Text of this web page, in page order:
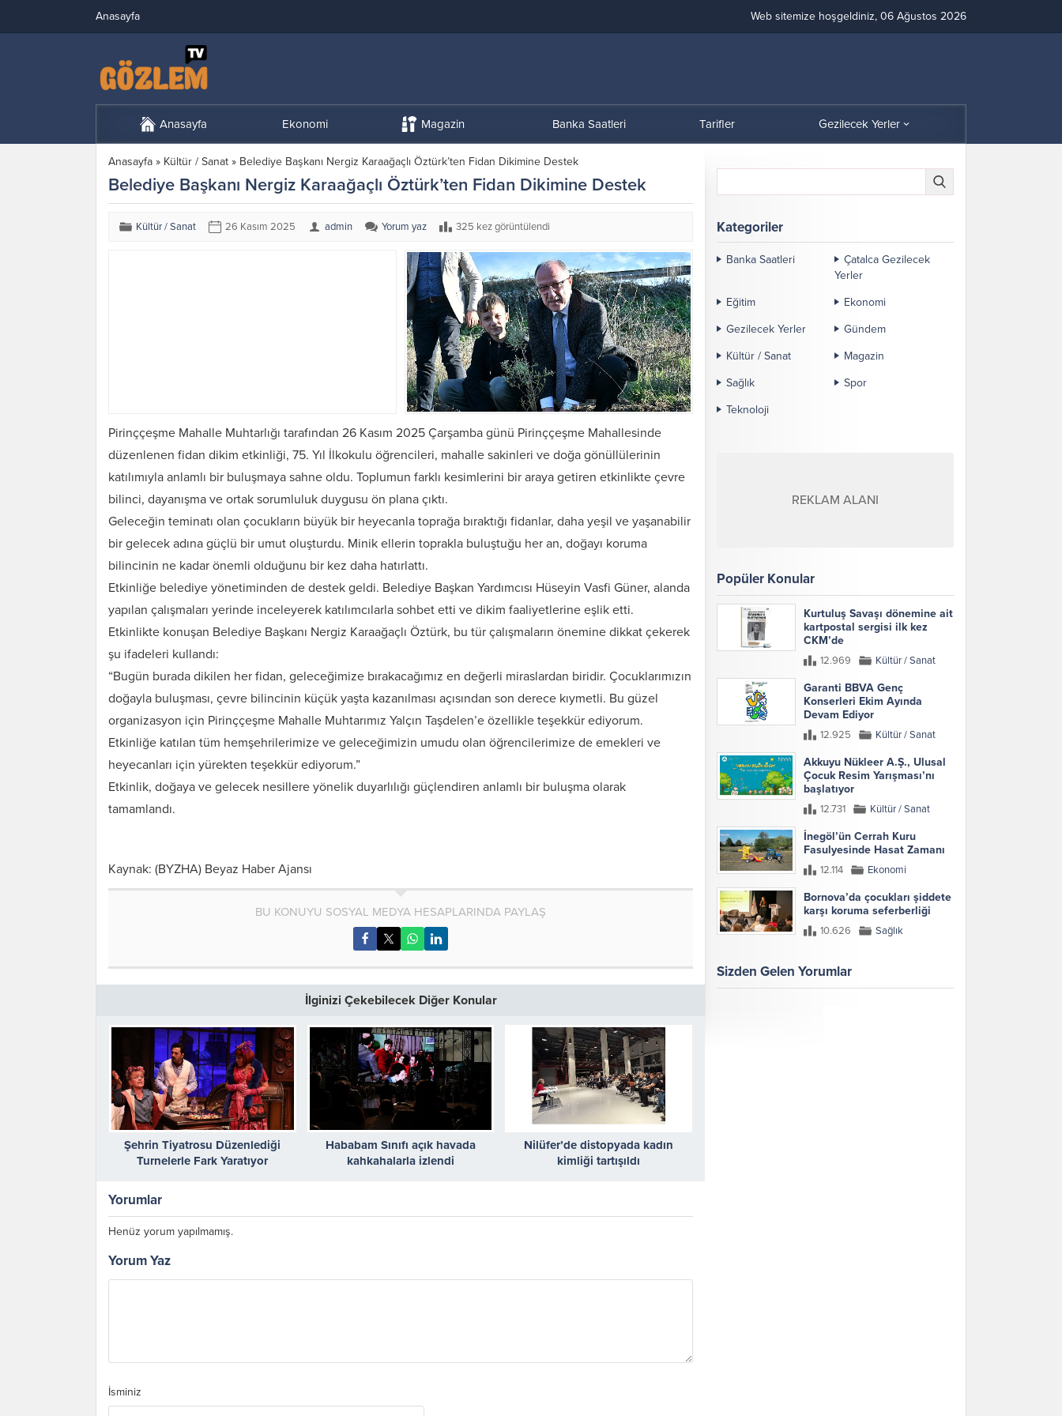
Anasayfa Web sitemize hoşgeldiniz, 06 Ağustos 2026
Anasayfa Ekonomi Magazin Banka Saatleri Tarifler Gezilecek Yerler
Anasayfa » Kültür / Sanat » Belediye Başkanı Nergiz Karaağaçlı Öztürk’ten Fidan Dikimine Destek
Belediye Başkanı Nergiz Karaağaçlı Öztürk’ten Fidan Dikimine Destek
Kültür / Sanat 26 Kasım 2025 admin Yorum yaz 325 kez görüntülendi
Pirinççeşme Mahalle Muhtarlığı tarafından 26 Kasım 2025 Çarşamba günü Pirinççeşme Mahallesinde
düzenlenen fidan dikim etkinliği, 75. Yıl İlkokulu öğrencileri, mahalle sakinleri ve doğa gönüllülerinin
katılımıyla anlamlı bir buluşmaya sahne oldu. Toplumun farklı kesimlerini bir araya getiren etkinlikte çevre
bilinci, dayanışma ve ortak sorumluluk duygusu ön plana çıktı.
Geleceğin teminatı olan çocukların büyük bir heyecanla toprağa bıraktığı fidanlar, daha yeşil ve yaşanabilir
bir gelecek adına güçlü bir umut oluşturdu. Minik ellerin toprakla buluştuğu her an, doğayı koruma
bilincinin ne kadar önemli olduğunu bir kez daha hatırlattı.
Etkinliğe belediye yönetiminden de destek geldi. Belediye Başkan Yardımcısı Hüseyin Vasfi Güner, alanda
yapılan çalışmaları yerinde inceleyerek katılımcılarla sohbet etti ve dikim faaliyetlerine eşlik etti.
Etkinlikte konuşan Belediye Başkanı Nergiz Karaağaçlı Öztürk, bu tür çalışmaların önemine dikkat çekerek
şu ifadeleri kullandı:
“Bugün burada dikilen her fidan, geleceğimize bırakacağımız en değerli miraslardan biridir. Çocuklarımızın
doğayla buluşması, çevre bilincinin küçük yaşta kazanılması açısından son derece kıymetli. Bu güzel
organizasyon için Pirinççeşme Mahalle Muhtarımız Yalçın Taşdelen’e özellikle teşekkür ediyorum.
Etkinliğe katılan tüm hemşehrilerimize ve geleceğimizin umudu olan öğrencilerimize de emekleri ve
heyecanları için yürekten teşekkür ediyorum.”
Etkinlik, doğaya ve gelecek nesillere yönelik duyarlılığı güçlendiren anlamlı bir buluşma olarak
tamamlandı.
Kaynak: (BYZHA) Beyaz Haber Ajansı
BU KONUYU SOSYAL MEDYA HESAPLARINDA PAYLAŞ
İlginizi Çekebilecek Diğer Konular
Şehrin Tiyatrosu Düzenlediği
Turnelerle Fark Yaratıyor
Hababam Sınıfı açık havada
kahkahalarla izlendi
Nilüfer’de distopyada kadın
kimliği tartışıldı
Yorumlar
Henüz yorum yapılmamış.
Yorum Yaz
İsminiz
Kategoriler
Banka Saatleri
Çatalca Gezilecek
Yerler
Eğitim
Ekonomi
Gezilecek Yerler
Gündem
Kültür / Sanat
Magazin
Sağlık
Spor
Teknoloji
REKLAM ALANI
Popüler Konular
Kurtuluş Savaşı dönemine ait
kartpostal sergisi ilk kez
CKM’de
12.969 Kültür / Sanat
Garanti BBVA Genç
Konserleri Ekim Ayında
Devam Ediyor
12.925 Kültür / Sanat
Akkuyu Nükleer A.Ş., Ulusal
Çocuk Resim Yarışması’nı
başlatıyor
12.731 Kültür / Sanat
İnegöl’ün Cerrah Kuru
Fasulyesinde Hasat Zamanı
12.114 Ekonomi
Bornova’da çocukları şiddete
karşı koruma seferberliği
10.626 Sağlık
Sizden Gelen Yorumlar